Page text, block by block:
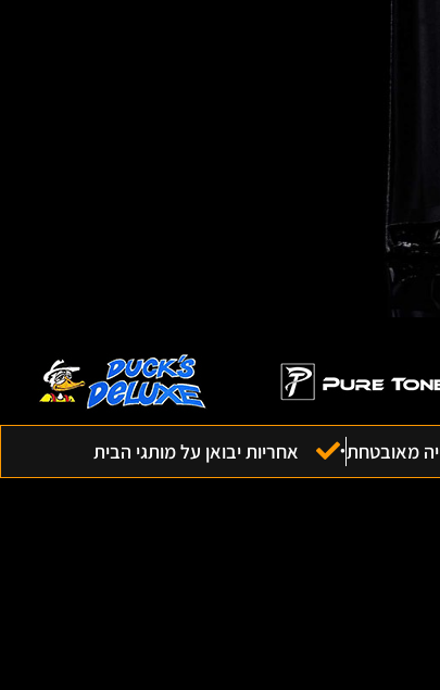
מאובטחת אחריות יבואן על מותגי הבית